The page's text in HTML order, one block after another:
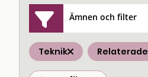
Ämnen och filter
Teknik Relaterade